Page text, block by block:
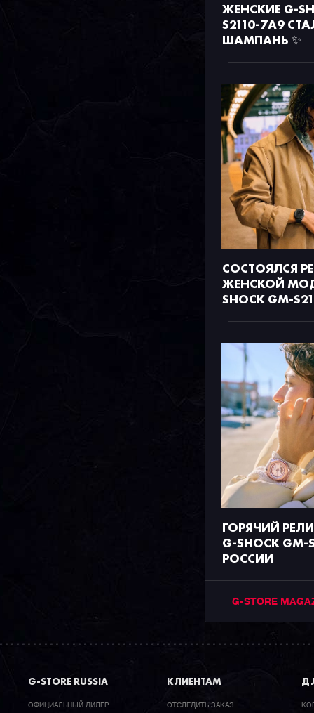
ЖЕНСКИЕ G-
S2110-7A9
ШАМПАНЬ ✨
СОСТОЯЛСЯ
ЖЕНСКОЙ
SHOCK GM-
ГОРЯЧИЙ
G-SHOCK GM-
РОССИИ
G-STORE
G-STORE RUSSIA
ОФИЦИАЛЬНЫЙ ДИЛЕР
КЛИЕНТАМ
ОТСЛЕДИТЬ ЗАКАЗ